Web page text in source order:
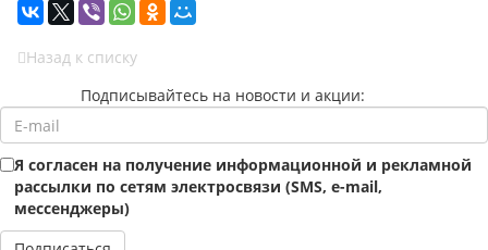
Назад к списку
Подписывайтесь на новости и акции:
Я согласен на получение информационной и рекламной
рассылки по сетям электросвязи (SMS, e-mail,
мессенджеры)